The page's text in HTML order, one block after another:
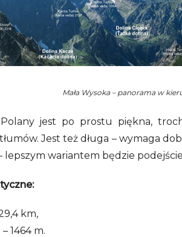
Mała Wysoka – panorama w
jest po prostu piękna,
Jest też długa – wymaga
lepszym wariantem będzie
km,
1464 m.